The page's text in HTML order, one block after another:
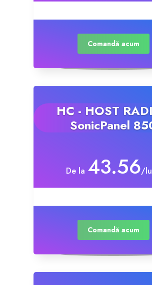
Comandă acum
HC - HOST
SonicPanel
De la 43.56/
Comandă acum